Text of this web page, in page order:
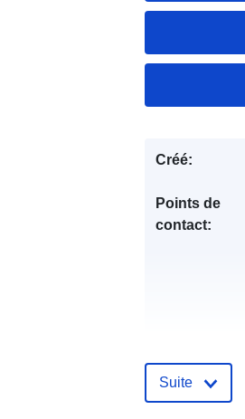
Créé:
Points de
contact:
catalogue:
Suite